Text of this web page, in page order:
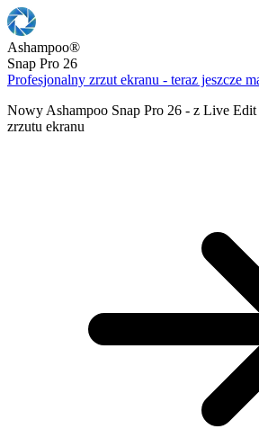
Ashampoo®
Snap Pro 26
Profesjonalny zrzut ekranu - teraz jeszcze
Nowy Ashampoo Snap Pro 26 - z Live
zrzutu ekranu